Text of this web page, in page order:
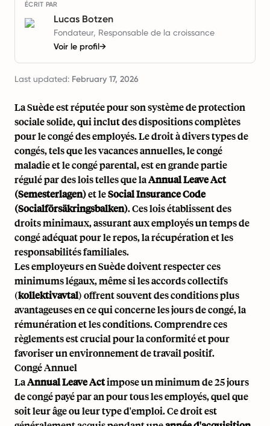
ÉCRIT PAR
Lucas Botzen
Fondateur, Responsable de la croissance
Voir le profil→
Last updated: February 17, 2026
La Suède est réputée pour son système de protection
sociale solide, qui inclut des dispositions complètes
pour le congé des employés. Le droit à divers types de
congés, tels que les vacances annuelles, le congé
maladie et le congé parental, est en grande partie
régulé par des lois telles que laAnnual Leave Act
(Semesterlagen)et leSocial Insurance Code
(Socialförsäkringsbalken). Ces lois établissent des
droits minimaux, assurant aux employés un temps de
congé adéquat pour le repos, la récupération et les
responsabilités familiales.
Les employeurs en Suède doivent respecter ces
minimums légaux, même si les accords collectifs
(kollektivavtal) offrent souvent des conditions plus
avantageuses en ce qui concerne les jours de congé, la
rémunération et les conditions. Comprendre ces
règlements est crucial pour la conformité et pour
favoriser un environnement de travail positif.
Congé Annuel
LaAnnual Leave Actimpose un minimum de 25 jours
de congé payé par an pour tous les employés, quel que
soit leur âge ou leur type d'emploi. Ce droit est